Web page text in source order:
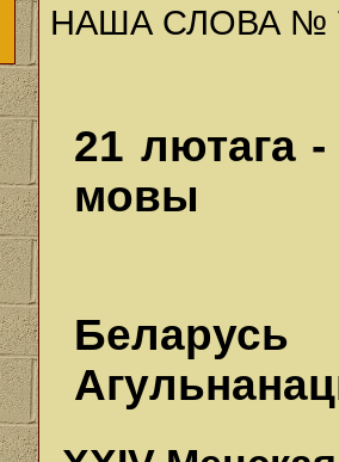
НАША СЛОВА № 7
21 лютага
мовы